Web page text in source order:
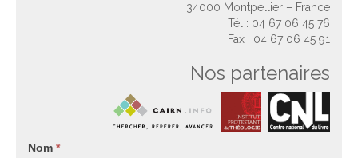
34000 Montpellier – France
Tél : 04 67 06 45 76
Fax : 04 67 06 45 91
Nos partenaires
Nom *
Si